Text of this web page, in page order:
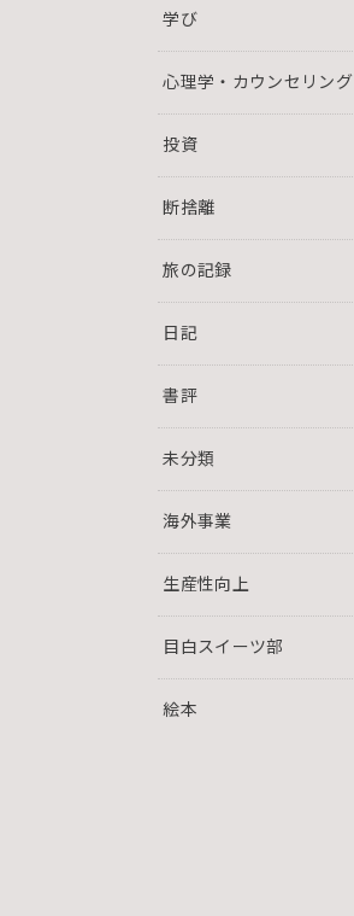
学び
心理学・カウンセリング
投資
断捨離
旅の記録
日記
書評
未分類
海外事業
生産性向上
目白スイーツ部
絵本